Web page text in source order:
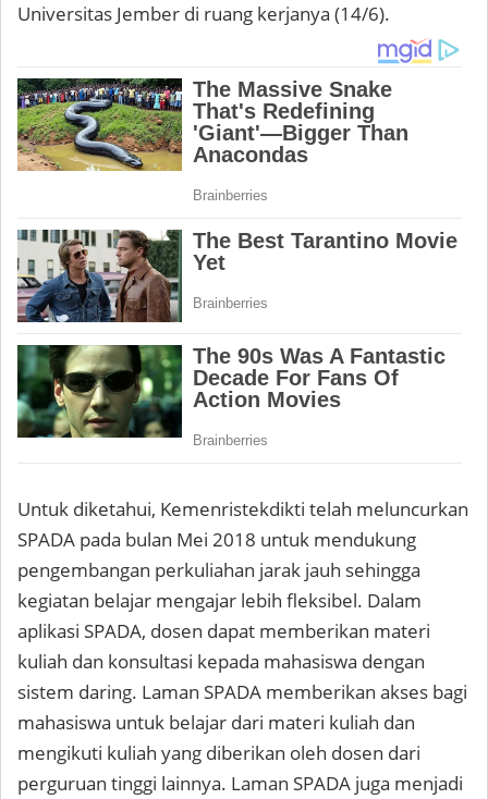
Universitas Jember di ruang kerjanya (14/6).
Untuk diketahui, Kemenristekdikti telah meluncurkan
SPADA pada bulan Mei 2018 untuk mendukung
pengembangan perkuliahan jarak jauh sehingga
kegiatan belajar mengajar lebih fleksibel. Dalam
aplikasi SPADA, dosen dapat memberikan materi
kuliah dan konsultasi kepada mahasiswa dengan
sistem daring. Laman SPADA memberikan akses bagi
mahasiswa untuk belajar dari materi kuliah dan
mengikuti kuliah yang diberikan oleh dosen dari
perguruan tinggi lainnya. Laman SPADA juga menjadi